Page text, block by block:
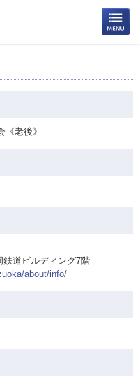
老後》
道ビルディング7階
about/info/